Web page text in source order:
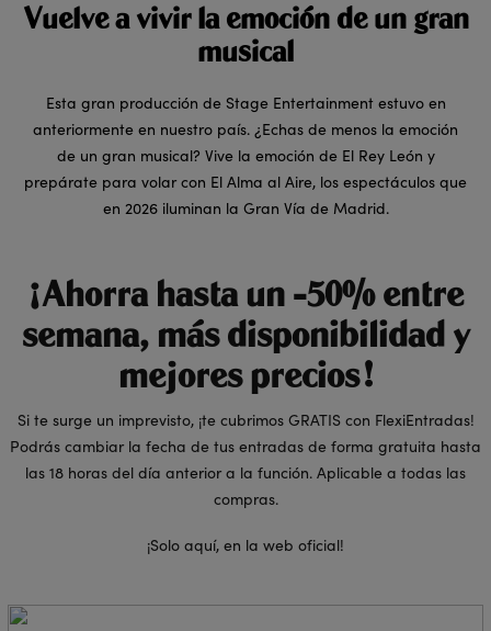
Vuelve a vivir la emoción de un gran
musical
Esta gran producción de Stage Entertainment estuvo en
anteriormente en nuestro país. ¿Echas de menos la emoción
de un gran musical? Vive la emoción de El Rey León y
prepárate para volar con El Alma al Aire, los espectáculos que
en 2026 iluminan la Gran Vía de Madrid.
¡Ahorra hasta un -50% entre
semana, más disponibilidad y
mejores precios!
Si te surge un imprevisto, ¡te cubrimos GRATIS con FlexiEntradas!
Podrás cambiar la fecha de tus entradas de forma gratuita hasta
las 18 horas del día anterior a la función. Aplicable a todas las
compras.
¡Solo aquí, en la web oficial!